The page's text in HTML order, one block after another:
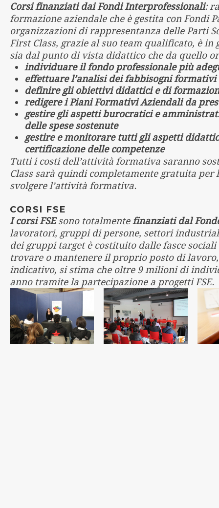
Corsi finanziati dai Fondi Interprofessionali:
formazione aziendale che è gestita con
organizzazioni di rappresentanza delle Parti
First Class, grazie al suo team qualificato, è
sia dal punto di vista didattico che da quello
individuare il fondo professionale più
effettuare l’analisi dei fabbisogni formativi
definire gli obiettivi didattici e di
redigere i Piani Formativi Aziendali da
gestire gli aspetti burocratici e
delle spese sostenute
gestire e monitorare tutti gli aspetti
certificazione delle competenze
Tutti i costi dell’attività formativa saranno
Class sarà quindi completamente gratuita per
svolgere l’attività formativa.
CORSI FSE
I corsi FSEsono totalmentefinanziati dal
lavoratori, gruppi di persone, settori
dei gruppi target è costituito dalle fasce
trovare o mantenere il proprio posto di
indicativo, si stima che oltre 9 milioni di
anno tramite la partecipazione a progetti FSE.